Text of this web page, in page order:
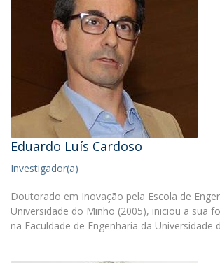
Eduardo Luís Cardoso
Investigador(a)
Doutorado em Inovação pela Escola de
Universidade do Minho (2005), iniciou a sua
na Faculdade de Engenharia da Universidade